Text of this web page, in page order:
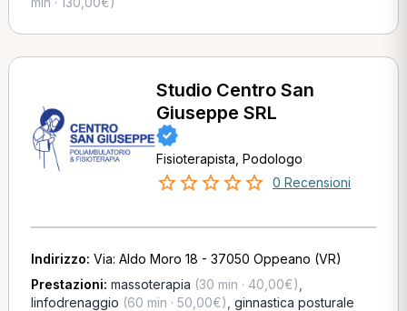
Studio Centro San
Giuseppe SRL
Fisioterapista, Podologo
0 Recensioni
Indirizzo: Via: Aldo Moro 18 - 37050 Oppeano (VR)
Prestazioni: massoterapia (30 min · 40,00€)
linfodrenaggio (60 min · 50,00€) ginnastica posturale